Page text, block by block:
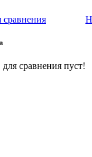
сравнения
сравнения пуст!